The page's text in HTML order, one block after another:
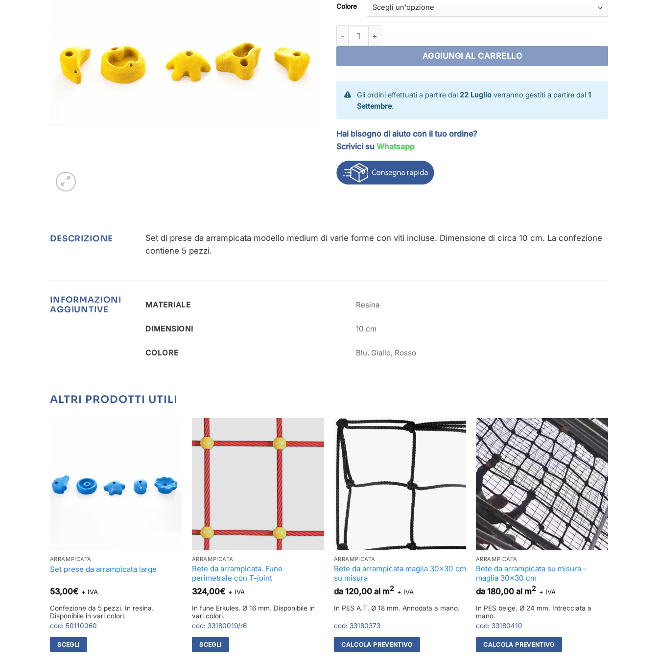
Colore
Set prese da arrampicata medium quantità
AGGIUNGI AL CARRELLO
Gli ordini effettuati a partire dal 22 Luglio verranno gestiti a partire dal1
Settembre.
Hai bisogno di aiuto con il tuo ordine?
Scrivici su Whatsapp
DESCRIZIONE
Set di prese da arrampicata modello medium di varie forme con viti incluse. Dimensione di circa 10 cm. La confezione
contiene 5 pezzi.
INFORMAZIONI
AGGIUNTIVE
MATERIALE Resina
DIMENSIONI 10 cm
COLORE Blu, Giallo, Rosso
ALTRI PRODOTTI UTILI
ARRAMPICATA
Set prese da arrampicata large
53,00€ + IVA
Confezione da 5 pezzi. In resina.
Disponibile in vari colori.
cod: 50110060
SCEGLI
ARRAMPICATA
Rete da arrampicata. Fune
perimetrale con T-joint
324,00€ + IVA
In fune Erkules. Ø 16 mm. Disponibile in
vari colori.
cod: 33180019/r6
SCEGLI
ARRAMPICATA
Rete da arrampicata maglia 30×30 cm
su misura
da 120,00 al m2 + IVA
In PES A.T. Ø 18 mm. Annodata a mano.
cod: 33180373
CALCOLA PREVENTIVO
ARRAMPICATA
Rete da arrampicata su misura –
maglia 30×30 cm
da 180,00 al m2 + IVA
In PES beige. Ø 24 mm. Intrecciata a
mano.
cod: 33180410
CALCOLA PREVENTIVO